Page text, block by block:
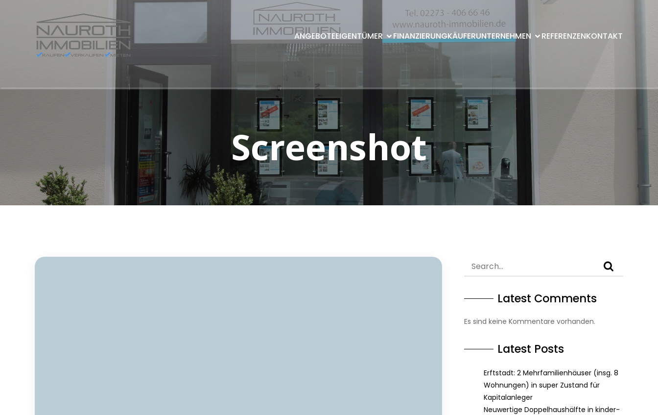
ANGEBOTEEIGENTÜMER FINANZIERUNGKÄUFERUNTERNEHMEN REFERENZENKONTAKT
Screenshot
Latest Comments
Es sind keine Kommentare vorhanden.
Latest Posts
Erftstadt: 2 Mehrfamilienhäuser (insg. 8
Wohnungen) in super Zustand für
Kapitalanleger
Neuwertige Doppelhaushälfte in kinder-